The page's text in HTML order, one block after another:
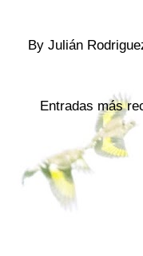
By Julián
Entradas más